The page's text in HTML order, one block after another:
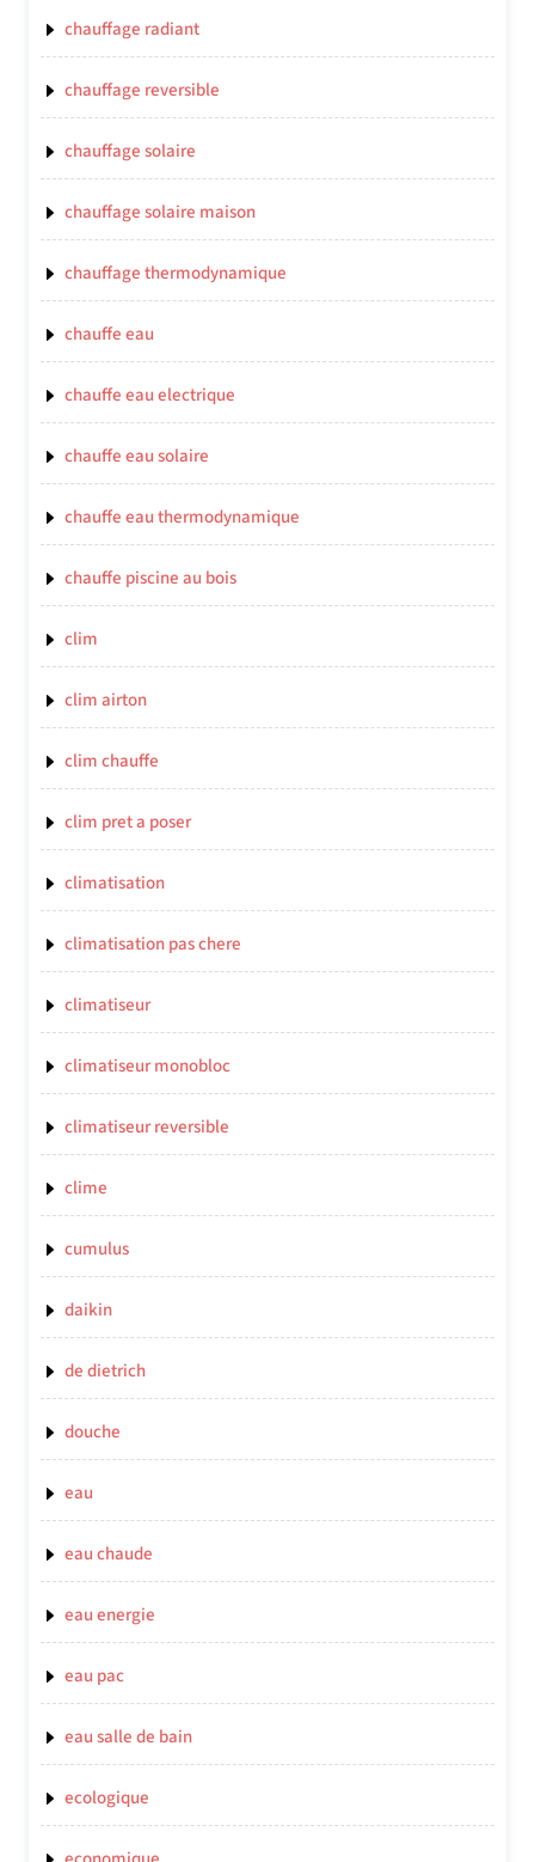
chauffage radiant
chauffage reversible
chauffage solaire
chauffage solaire maison
chauffage thermodynamique
chauffe eau
chauffe eau electrique
chauffe eau solaire
chauffe eau thermodynamique
chauffe piscine au bois
clim
clim airton
clim chauffe
clim pret a poser
climatisation
climatisation pas chere
climatiseur
climatiseur monobloc
climatiseur reversible
clime
cumulus
daikin
de dietrich
douche
eau
eau chaude
eau energie
eau pac
eau salle de bain
ecologique